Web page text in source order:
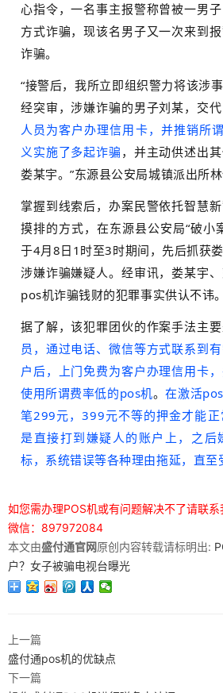
心指令，一名事主报警称曾被一男
方式诈骗，现该名男子又一次来到
诈骗。
“接警后，我所立即组织警力将该涉
经突审，涉嫌诈骗的男子刘某，交
人员为客户办理信用卡，并推销所
义实施了多起诈骗 ，并主动供述出
娄某宇。”东源县公安局城镇派出所林
掌握到线索后，办案民警依托智慧
摸排的方式，在东源县公安局“破小
于4月8日1时至3时期间，先后抓获
涉嫌诈骗嫌疑人。经审讯，娄某宇
pos机诈骗钱财的犯罪事实供认不讳。
据了解，该犯罪团伙的作案手法主
员，通过电话、微信等方式联系到
户后，上门免费为客户办理信用卡
使用所谓费率低的pos机。在激活
笔299元，399元不等的押金才能
是直接打到嫌疑人的账户上，之后
标，系统错误等各种理由拖延，直至
如您需办理POS机或有问题解决不了请联系
微信：897972084
本文由盛付通官网原创内容转载请标明出:
户？女子被骗电视台曝光
上一篇
盛付通pos机的优缺点
下一篇